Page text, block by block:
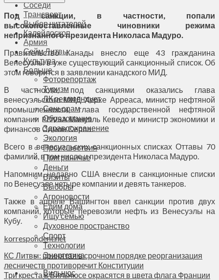
Соседи
Транспорт
Выбор читателей
Калейдоскоп
Армия
Сейм Литвы
Культура
Больше
Фоторепортаж
Туризм
ЛК рекомендует
Сеньорам
Образование
Здравоохранение
Экология
Происшествия
Приграничье
Деньги
Визиты
Выборы
Агроновости
Едим дома
Ищу семью
Духовное пространство
Спорт
Технологии
Энергетика
Вильнюс
Под санкции, в частности, попали
высокопоставленные чиновники режима
непризнанного президента Николаса Мадуро.
Правительство Канады внесло еще 43 гражданина
Венесуэлы в уже существующий санкционный список. Об
этом говорится в заявлении канадского МИД.
В частности, под санкциями оказались глава
венесуэльского МИД Хорхе Арреаса, министр нефтяной
промышленности, глава государственной нефтяной
компании PDVSA Мануэль Кеведо и министр экономики и
финансов Симон Серпа.
Всего в венесуэльских санкционных списках Оттавы 70
фамилий, в том числе и президента Николаса Мадуро.
Напомним, недавно США внесли в санкционные списки
по Венесуэле четыре компании и девять танкеров.
Также в апреле Вашингтон ввел санкции против двух
компаний, которые перевозили нефть из Венесуэлы на
Кубу.
korrespondent.net
КС Литвы: принятая в срочном порядке реорганизация
лесничеств противоречит Конституции
Три креста в Вильнюсе окрасятся в цвета флага Франции